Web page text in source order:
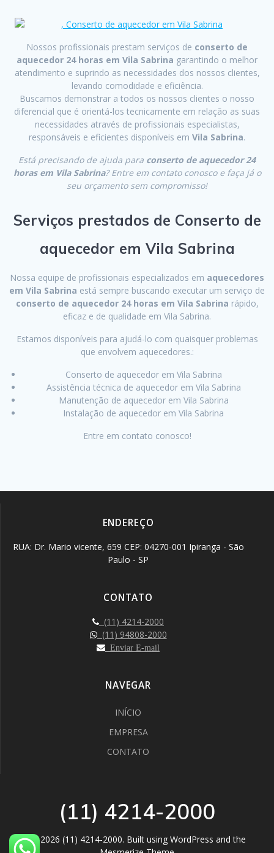
Nossos profissionais prestam serviços de conserto de
aquecedor 24 horas em Vila Sabrina garantindo o melhor
atendimento e suprindo as necessidades dos nossos clientes,
levando comodidade e eficiência.
Buscamos demonstrar a todos os nossos clientes o nosso
diferencial que é orientá-los tecnicamente em relação as suas
necessidades através de profissionais especialistas,
responsáveis e eficientes disponíveis em Vila Sabrina.
Está precisando de ajuda para conserto de aquecedor 24
horas em Vila Sabrina? Entre em contato conosco e faça já o
seu orçamento sem compromisso!
Serviços prestados de Conserto de
aquecedor em Vila Sabrina
Nossa equipe de profissionais especializados em aquecedores
em Vila Sabrina está sempre buscando executar um serviço de
conserto de aquecedor 24 horas em Vila Sabrina rápido,
eficaz e de qualidade em Vila Sabrina.
Estamos disponíveis para ajudá-lo com quaisquer problemas
que envolvem aquecedores.:
Conserto de aquecedor em Vila Sabrina
Assistência técnica de aquecedor em Vila Sabrina
Manutenção de aquecedor em Vila Sabrina
Instalação de aquecedor em Vila Sabrina
Entre em contato conosco!
ENDEREÇO
RUA: Dr. Mario vicente, 659 CEP: 04270-001 Ipiranga - São
Paulo - SP
CONTATO
(11) 4214-2000
(11) 94808-2000
Enviar E-mail
NAVEGAR
INÍCIO
EMPRESA
CONTATO
(11) 4214-2000
© 2026 (11) 4214-2000. Built using WordPress and the